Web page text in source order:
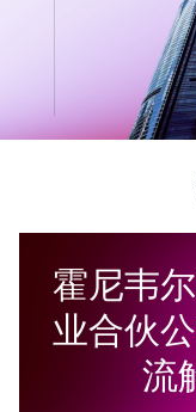
霍尼韦
业合伙
流